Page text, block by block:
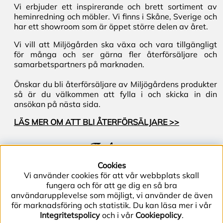
Vi erbjuder ett inspirerande och brett sortiment av
heminredning och möbler. Vi finns i Skåne, Sverige och
har ett showroom som är öppet större delen av året.
Vi vill att Miljögården ska växa och vara tillgängligt
för många och ser gärna fler återförsäljare och
samarbetspartners på marknaden.
Önskar du bli återförsäljare av Miljögårdens produkter
så är du välkommen att fylla i och skicka in din
ansökan på nästa sida.
LÄS MER OM ATT BLI ÅTERFÖRSÄLJARE >>
Följ oss
Cookies
Vi använder cookies för att vår webbplats skall
fungera och för att ge dig en så bra
användarupplevelse som möjligt, vi använder de även
för marknadsföring och statistik. Du kan läsa mer i vår
Integritetspolicyoch i vår Cookiepolicy.